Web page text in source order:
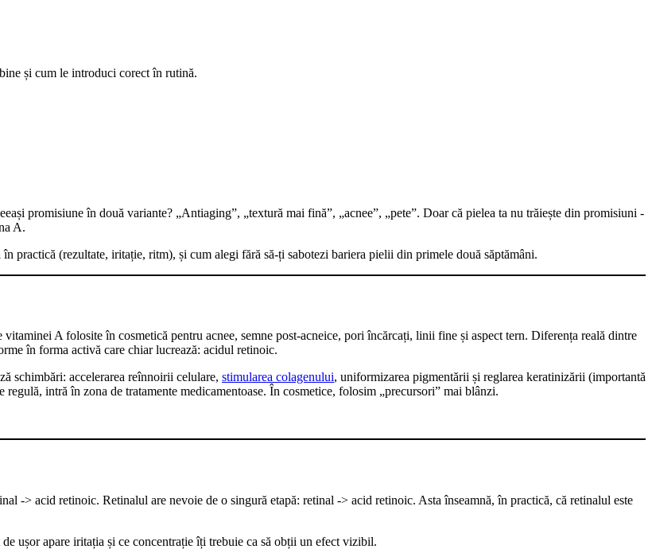
și cum le introduci corect în rutină.
promisiune în două variante? „Antiaging”, „textură mai fină”, „acnee”, „pete”. Doar că pielea ta nu trăiește din promisiuni -
A.
practică (rezultate, iritație, ritm), și cum alegi fără să-ți sabotezi bariera pielii din primele două săptămâni.
A folosite în cosmetică pentru acnee, semne post-acneice, pori încărcați, linii fine și aspect tern. Diferența reală dintre
în forma activă care chiar lucrează: acidul retinoic.
schimbări: accelerarea reînnoirii celulare, stimularea colagenului, uniformizarea pigmentării și reglarea keratinizării (importantă
intră în zona de tratamente medicamentoase. În cosmetice, folosim „precursori” mai blânzi.
-> acid retinoic. Retinalul are nevoie de o singură etapă: retinal -> acid retinoic. Asta înseamnă, în practică, că retinalul este
ușor apare iritația și ce concentrație îți trebuie ca să obții un efect vizibil.